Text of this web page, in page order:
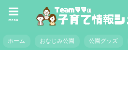
menu
ホーム おなじみ公園 公園グッズ